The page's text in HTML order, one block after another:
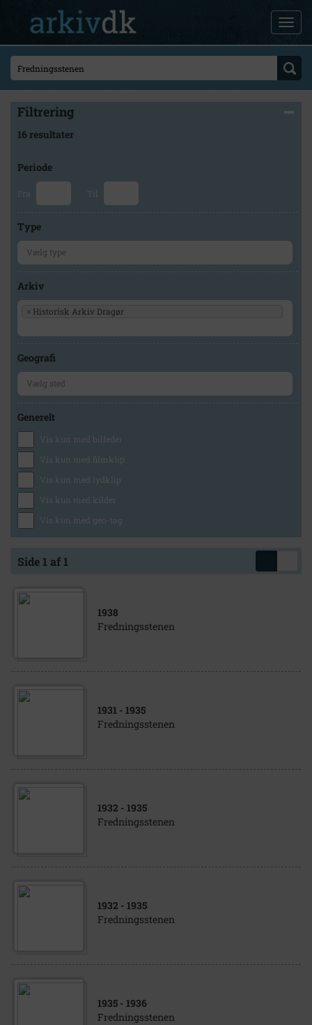
Filtrering
16 resultater
Periode
Fra Til
Type
Arkiv
× Historisk Arkiv Dragør
Geografi
Generelt
Vis kun med billeder
Vis kun med filmklip
Vis kun med lydklip
Vis kun med kilder
Vis kun med geo-tag
Side 1 af 1
1938
Fredningsstenen
1931 - 1935
Fredningsstenen
1932 - 1935
Fredningsstenen
1932 - 1935
Fredningsstenen
1935 - 1936
Fredningsstenen